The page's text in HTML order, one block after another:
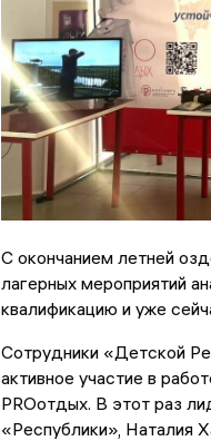
С окончанием летней
лагерных мероприятий
квалификацию и уже
Сотрудники «Детской
активное участие в
PROотдых. В этот раз
«Республики», Наталия